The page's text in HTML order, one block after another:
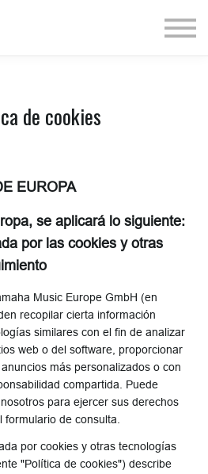
de cookies
EUROPA
se aplicará lo siguiente:
por las cookies y otras
Music Europe GmbH (en
recopilar cierta información
similares con el fin de analizar
web o del software, proporcionar
más personalizados o con
compartida. Puede
para ejercer sus derechos
de consulta.
por cookies y otras tecnologías
"Política de cookies") describe